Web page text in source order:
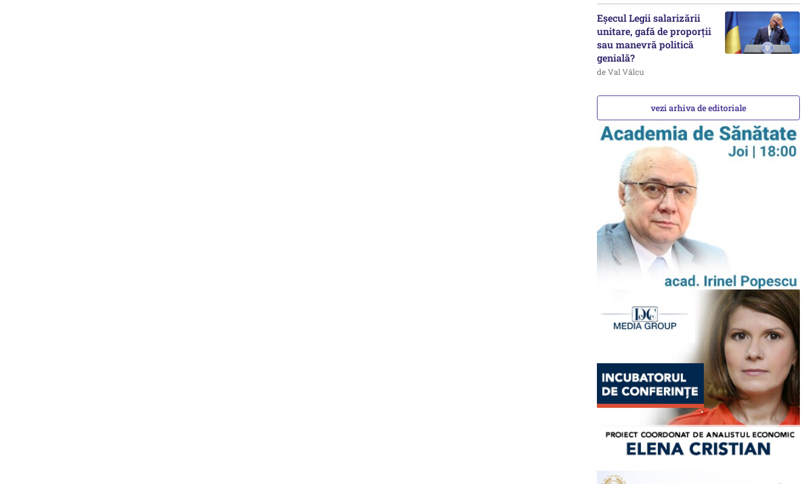
Eșecul Legii salarizării
unitare, gafă de proporții
sau manevră politică
genială?
de Val Vâlcu
vezi arhiva de editoriale